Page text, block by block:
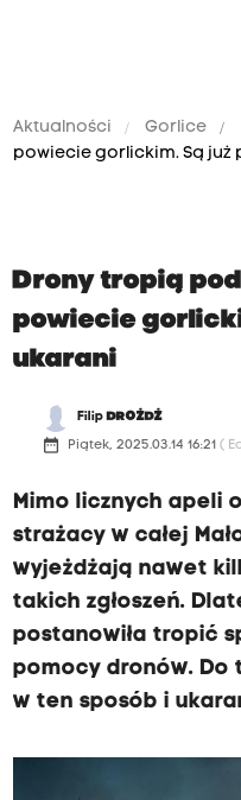
Aktualności Gorlice
powiecie gorlickim. Są już
Drony tropią
powiecie
ukarani
Filip DROŻDŻ
date_range Piątek, 2025.03.14 16:21 (
Mimo licznych apeli
strażacy w całej
wyjeżdżają nawet
takich zgłoszeń.
postanowiła tropić
pomocy dronów.
w ten sposób i